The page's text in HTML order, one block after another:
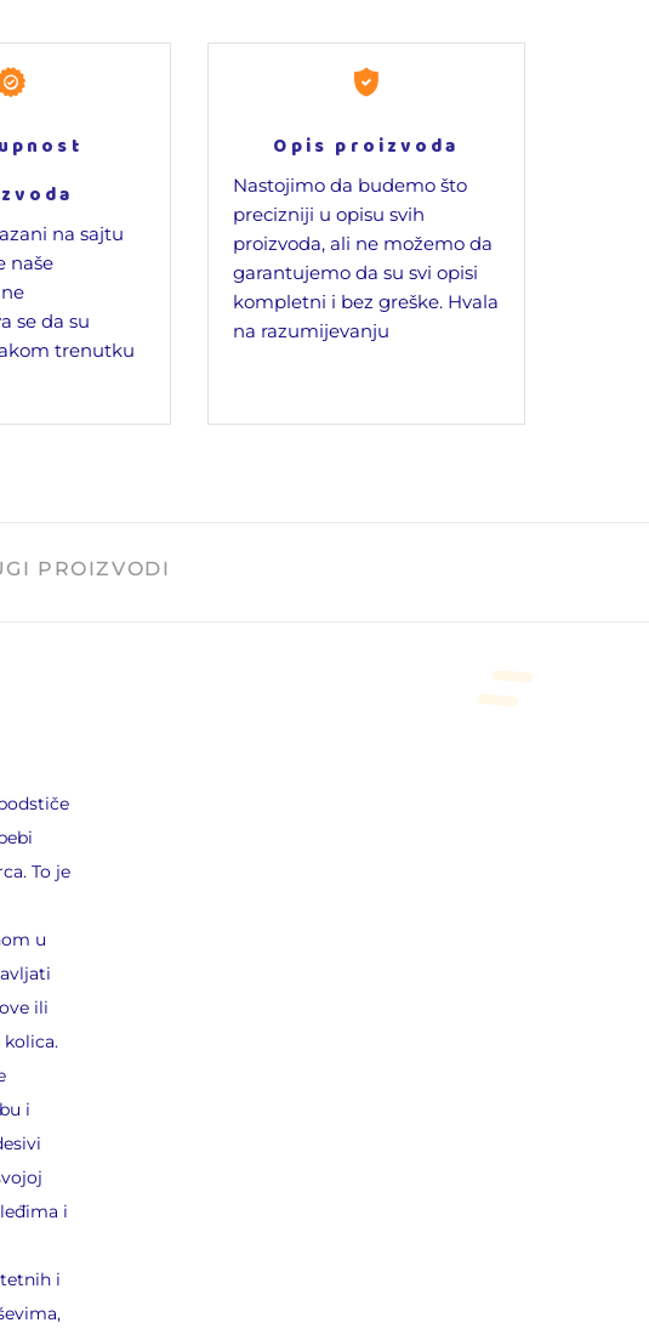
na sajtu
naše
se da su
trenutku
Opis proizvoda
Nastojimo da budemo što
precizniji u opisu svih
proizvoda, ali ne možemo da
garantujemo da su svi opisi
kompletni i bez greške. Hvala
na razumijevanju
PROIZVODI
To je
u
ili
i
i
i